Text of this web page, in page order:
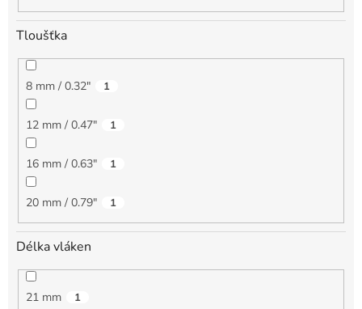
Tloušťka
8 mm / 0.32" 1
12 mm / 0.47" 1
16 mm / 0.63" 1
20 mm / 0.79" 1
Délka vláken
21 mm 1